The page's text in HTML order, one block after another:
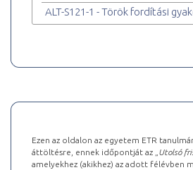
ALT-S121-1 - Török fordítási
Ezen az oldalon az egyetem ETR
áttöltésre, ennek időpontját az „ Utolsó
amelyekhez (akikhez) az adott félévben